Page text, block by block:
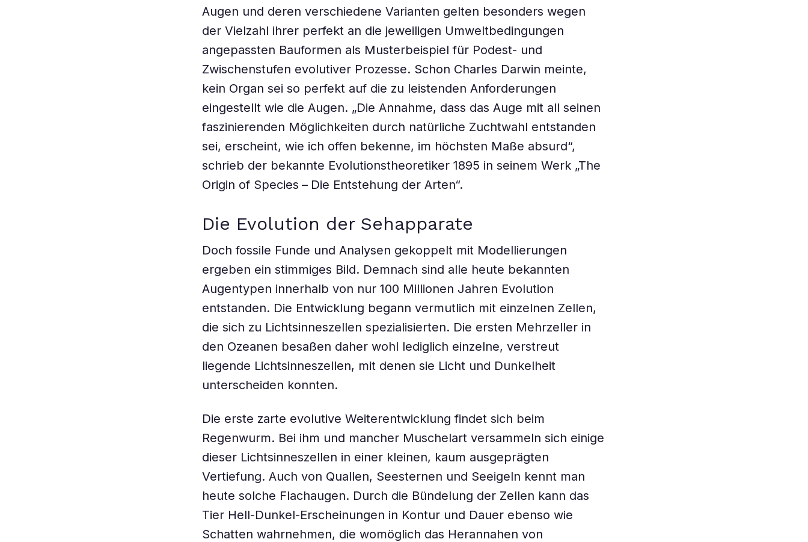
Augen und deren verschiedene Varianten gelten besonders wegen
der Vielzahl ihrer perfekt an die jeweiligen Umweltbedingungen
angepassten Bauformen als Musterbeispiel für Podest- und
Zwischenstufen evolutiver Prozesse. Schon Charles Darwin meinte,
kein Organ sei so perfekt auf die zu leistenden Anforderungen
eingestellt wie die Augen. „Die Annahme, dass das Auge mit all seinen
faszinierenden Möglichkeiten durch natürliche Zuchtwahl entstanden
sei, erscheint, wie ich offen bekenne, im höchsten Maße absurd“,
schrieb der bekannte Evolutionstheoretiker 1895 in seinem Werk „The
Origin of Species – Die Entstehung der Arten“.
Die Evolution der Sehapparate
Doch fossile Funde und Analysen gekoppelt mit Modellierungen
ergeben ein stimmiges Bild. Demnach sind alle heute bekannten
Augentypen innerhalb von nur 100 Millionen Jahren Evolution
entstanden. Die Entwicklung begann vermutlich mit einzelnen Zellen,
die sich zu Lichtsinneszellen spezialisierten. Die ersten Mehrzeller in
den Ozeanen besaßen daher wohl lediglich einzelne, verstreut
liegende Lichtsinneszellen, mit denen sie Licht und Dunkelheit
unterscheiden konnten.
Die erste zarte evolutive Weiterentwicklung findet sich beim
Regenwurm. Bei ihm und mancher Muschelart versammeln sich einige
dieser Lichtsinneszellen in einer kleinen, kaum ausgeprägten
Vertiefung. Auch von Quallen, Seesternen und Seeigeln kennt man
heute solche Flachaugen. Durch die Bündelung der Zellen kann das
Tier Hell-Dunkel-Erscheinungen in Kontur und Dauer ebenso wie
Schatten wahrnehmen, die womöglich das Herannahen von